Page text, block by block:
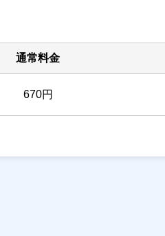
通常料金
670円